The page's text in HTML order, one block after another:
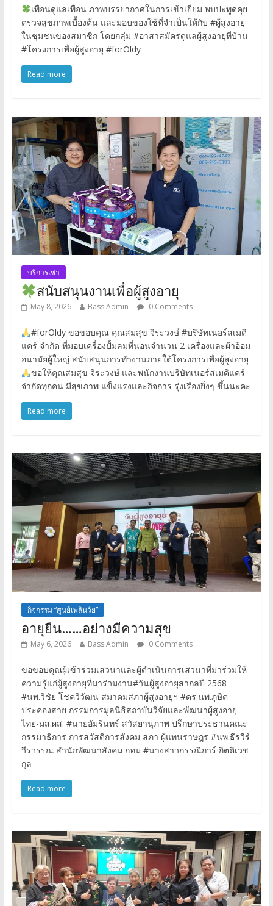
เพื่อนดูแลเพื่อน ภาพบรรยากาศในการเข้าเยี่ยม พบปะพูดคุย
ตรวจสุขภาพเบื้องต้น และมอบของใช้ที่จำเป็นให้กับ #ผู้สูงอายุ
ในชุมชนของสมาชิก โดยกลุ่ม #อาสาสมัครดูแลผู้สูงอายุที่บ้าน
#โครงการเพื่อผู้สูงอายุ #forOldy
Read more
บริการเช่า
สนับสนุนงานเพื่อผู้สูงอายุ
May 8, 2026 Bass Admin 0 Comments
#forOldy ขอขอบคุณ คุณสมสุข จิระวงษ์ #บริษัทเนอร์สเมดิ
แคร์ จำกัด ที่มอบเครื่องปั้มลมที่นอนจำนวน 2 เครื่องและผ้าอ้อม
อนามัยผู้ใหญ่ สนับสนุนการทำงานภายใต้โครงการเพื่อผู้สูงอายุ
ขอให้คุณสมสุข จิระวงษ์ และพนักงานบริษัทเนอร์สเมดิแคร์
จำกัดทุกคน มีสุขภาพ แข็งแรงและกิจการ รุ่งเรืองยิ่งๆ ขึ้นนะคะ
Read more
กิจกรรม “ศูนย์เพลินวัย”
อายุยืน……อย่างมีความสุข
May 6, 2026 Bass Admin 0 Comments
ขอขอบคุณผู้เข้าร่วมเสวนาและผู้ดำเนินการเสวนาที่มาร่วมให้
ความรู้แก่ผู้สูงอายุที่มาร่วมงาน#วันผู้สูงอายุสากลปี 2568
#นพ.วิชัย โชควิวัฒน สมาคมสภาผู้สูงอายุฯ #ดร.นพ.ภูษิต
ประคองสาย กรรมการมูลนิธิสถาบันวิจัยและพัฒนาผู้สูงอายุ
ไทย-มส.ผส. #นายอัมรินทร์ สวัสยานุภาพ ปรึกษาประธานคณะ
กรรมาธิการ การสวัสดิการสังคม สภา ผู้แทนราษฎร #นพ.ธีรวีร์
วีรวรรณ สำนักพัฒนาสังคม กทม #นางสาวกรรณิการ์ กิตติเวช
กุล
Read more